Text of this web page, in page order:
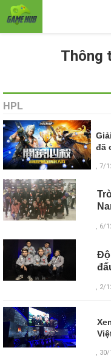
Thông
HPL
đã
, 7/
, 6/
, 2/
,